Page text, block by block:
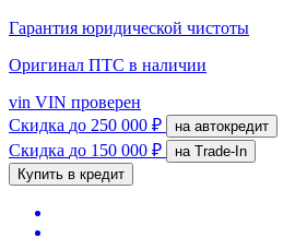
Гарантия юридической чистоты
Оригинал ПТС в наличии
vin VIN проверен
Скидка до 250 000 ₽ на автокредит
Скидка до 150 000 ₽
на Trade-In
Купить в кредит